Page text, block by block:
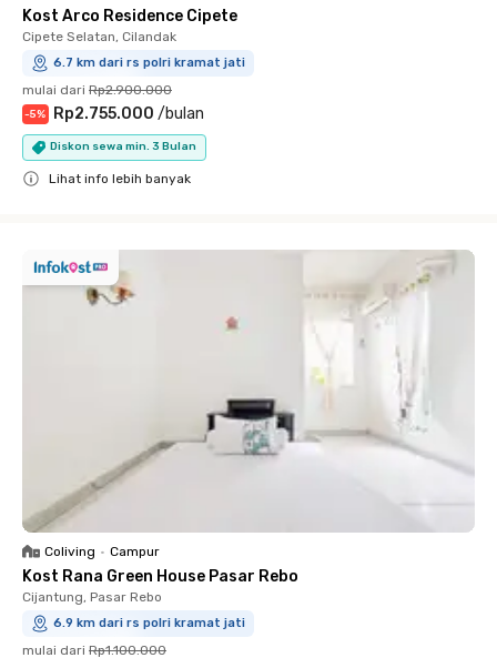
Kost Arco Residence Cipete
Cipete Selatan, Cilandak
6.7 km dari rs polri kramat jati
mulai dari Rp2.900.000
-5% Rp2.755.000 /bulan
Diskon sewa min. 3 Bulan
Lihat info lebih banyak
Coliving • Campur
Kost Rana Green House Pasar Rebo
Cijantung, Pasar Rebo
6.9 km dari rs polri kramat jati
mulai dari Rp1.100.000